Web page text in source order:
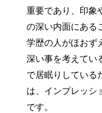
重要であり、印象
の深い内面にある
学歴の人がほおず
深い事を考えてい
で居眠りしている
は、インプレッシ
です。